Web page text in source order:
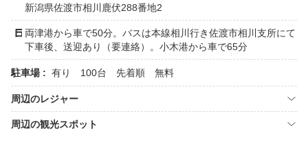
新潟県佐渡市相川鹿伏288番地2
両津港から車で50分。バスは本線相川行き佐渡市相川支所にて
下車後、送迎あり（要連絡）。小木港から車で65分
駐車場 : 有り 100台 先着順 無料
周辺のレジャー
周辺の観光スポット